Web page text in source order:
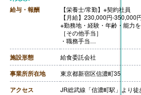
給与・報酬
【栄養士/常勤】※契約社員
【月給】230,000円-350,000
※勤務地・経験・年齢・能力
［その他手当］
・職務手当
・食事手当
・年末年始手当
【賞与】年2回（7月、12月
応じて決定（前年度実績 2.00
【通勤手当】あり（全額支給
【退職金】なし
施設形態 給食委託会社
事業所所在地 東京都新宿区信濃町35
アクセス JR総武線「信濃町駅」より